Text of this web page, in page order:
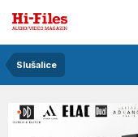
Slušalice